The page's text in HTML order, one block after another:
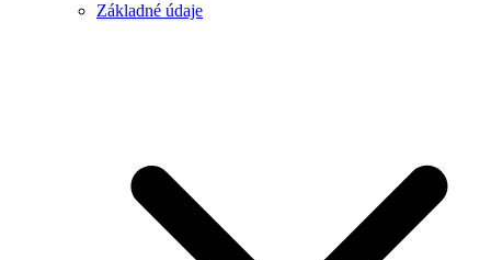
Základné údaje